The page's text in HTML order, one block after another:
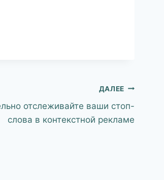
ДАЛЕЕ
отслеживайте ваши стоп-
слова в контекстной рекламе